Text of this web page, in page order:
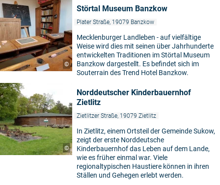
©
Störtal Museum Banzkow
Plater Straße, 19079 Banzkow
Mecklenburger Landleben - auf vielfältige
Weise wird dies mit seinen über Jahrhunderte
entwickelten Traditionen im Störtal Museum
Banzkow dargestellt. Es befindet sich im
Souterrain des Trend Hotel Banzkow.
©
Norddeutscher Kinderbauernhof
Zietlitz
Zietlitzer Straße, 19079 Zietlitz
In Zietlitz, einem Ortsteil der Gemeinde Sukow,
zeigt der erste Norddeutsche
Kinderbauernhof das Leben auf dem Lande,
wie es früher einmal war. Viele
regionaltypischen Haustiere können in ihren
Ställen und Gehegen erlebt werden.